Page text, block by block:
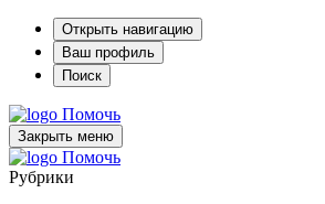
Открыть навигацию
Ваш профиль
Поиск
Помочь
Закрыть меню
Помочь
Рубрики